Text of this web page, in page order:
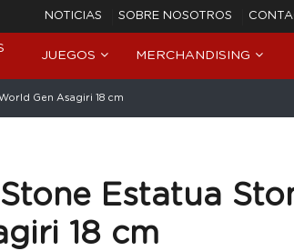
NOTICIAS SOBRE NOSOTROS
JUEGOS MERCHANDISING
Gen Asagiri 18 cm
Stone Estatua
18 cm